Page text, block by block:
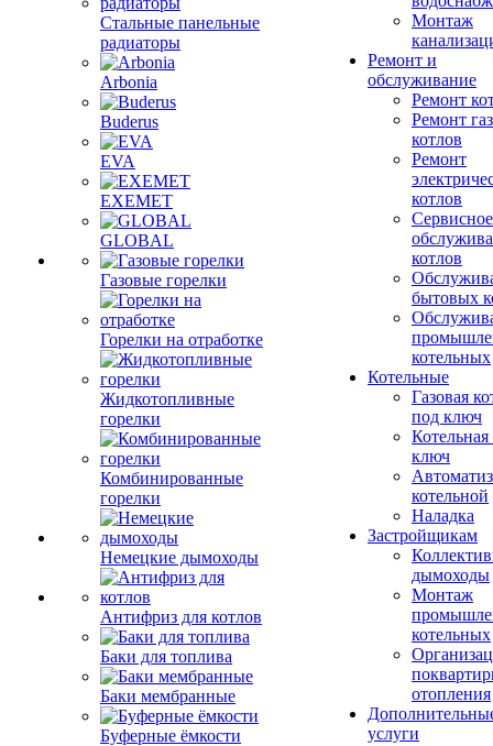
Стальные панельные
радиаторы
Arbonia
Buderus
EVA
EXEMET
GLOBAL
Газовые горелки
Горелки на отработке
Жидкотопливные
горелки
Комбинированные
горелки
Немецкие дымоходы
Антифриз для котлов
Баки для топлива
Баки мембранные
Буферные ёмкости
Монтаж
Ремонт и
обслуживание
Ремонт
Ремонт
котлов
Ремонт
котлов
Сервисное
котлов
бытовых
котельных
Котельные
Газовая
под ключ
ключ
котельной
Наладка
Застройщикам
дымоходы
Монтаж
котельных
отопления
услуги